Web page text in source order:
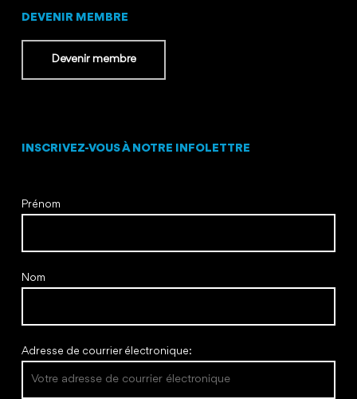
DEVENIR MEMBRE
Devenir membre
INSCRIVEZ-VOUS À NOTRE INFOLETTRE
Prénom
Nom
Adresse de courrier électronique: